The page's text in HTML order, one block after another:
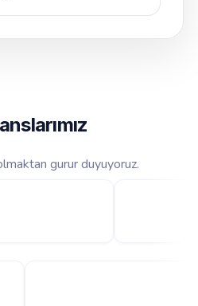
gurur duyuyoruz.